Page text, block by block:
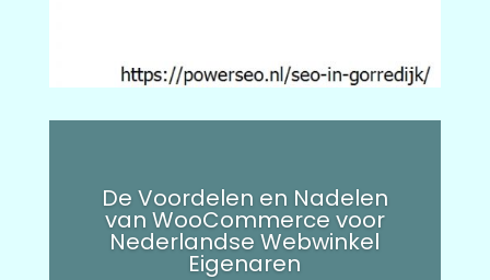
De Voordelen en Nadelen
van WooCommerce voor
Nederlandse Webwinkel
Eigenaren